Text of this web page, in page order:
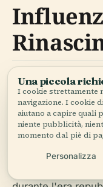
L'Edificio n. 1,
completato nel
rinascimentale
finestre ad arco e
China Daily).
pietra riflette le
Una piccola
I cookie strettamente
navigazione. I cookie
aiutano a capire quali
niente pubblicità,
momento dal piè di
Personalizza